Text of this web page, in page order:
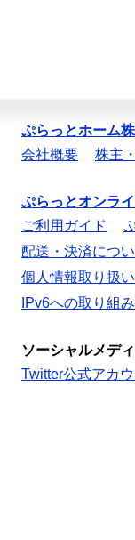
ぷらっとホーム
会社概要
株主
ぷらっとオンラ
ご利用ガイド
配送・決済につ
個人情報取り扱
IPv6への取り組み
ソーシャルメデ
Twitter公式アカウ